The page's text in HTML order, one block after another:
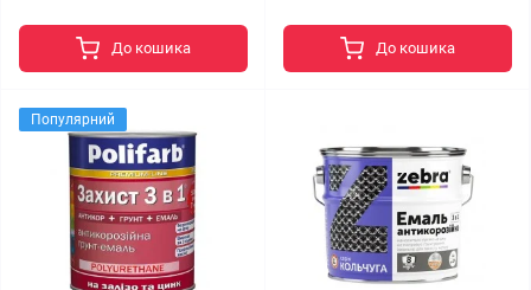
До кошика До кошика
Популярний